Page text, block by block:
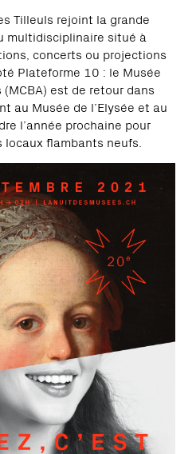
Tilleuls rejoint la grande
multidisciplinaire situé à
concerts ou projections
Plateforme 10 : le Musée
est de retour dans
au Musée de l’Elysée et au
l’année prochaine pour
flambants neufs.